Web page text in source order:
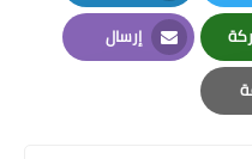
LinkedIn
إرسال
Email